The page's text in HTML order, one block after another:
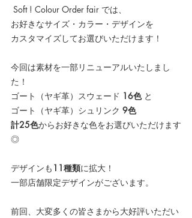
Soft ! Colour Order fair では、
お好きなサイズ・カラー・デザインを
カスタマイズしてお選びいただけます！
今回は素材を一部リニューアルいたしまし
た！
ゴート（ヤギ革）スウェード 16色 と
ゴート（ヤギ革）シュリンク 9色
計25色からお好きな色をお選びいただけます
◎
デザインも 11種類に拡大！
一部店舗限定デザインがございます。
前回、大変多くの皆さまから大好評いただい